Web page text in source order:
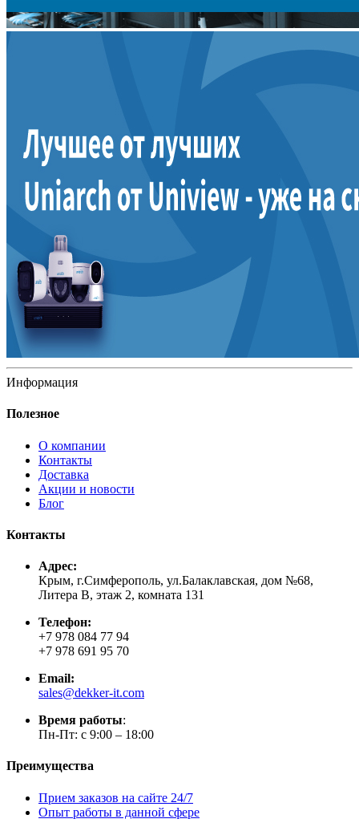
Информация
Полезное
О компании
Контакты
Доставка
Акции и новости
Блог
Контакты
Адрес:
Крым, г.Симферополь, ул.Балаклавская, дом №68,
Литера В, этаж 2, комната 131
Телефон:
+7 978 084 77 94
+7 978 691 95 70
Email:
sales@dekker-it.com
Время работы:
Пн-Пт: с 9:00 – 18:00
Преимущества
Прием заказов на сайте 24/7
Опыт работы в данной сфере